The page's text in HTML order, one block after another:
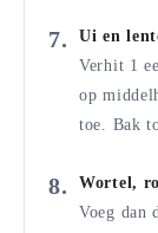
Ui en
Verhit 1
op
toe. Bak
Wortel,
Voeg dan